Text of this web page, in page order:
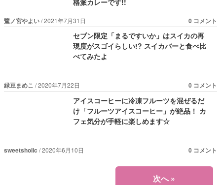
鷺ノ宮やよい 2021年7月31日 0 コメント
セブン限定「まるですいか」はスイカの再
現度がスゴイらしい!? スイカバーと食べ比
べてみたよ
緑豆まめこ 2020年7月22日 0 コメント
アイスコーヒーに冷凍フルーツを混ぜるだ
け「フルーツアイスコーヒー」が絶品！ カ
フェ気分が手軽に楽しめます☆
sweetsholic 2020年6月10日 0 コメント
次へ»